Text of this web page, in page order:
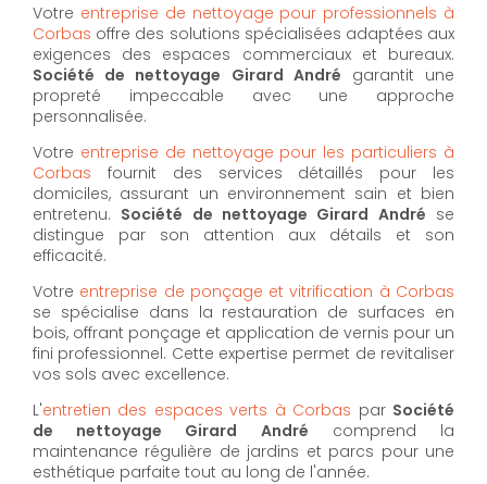
Votre entreprise de nettoyage pour professionnels à
Corbas offre des solutions spécialisées adaptées aux
exigences des espaces commerciaux et bureaux.
Société de nettoyage Girard André garantit une
propreté impeccable avec une approche
personnalisée.
Votre entreprise de nettoyage pour les particuliers à
Corbas fournit des services détaillés pour les
domiciles, assurant un environnement sain et bien
entretenu. Société de nettoyage Girard André se
distingue par son attention aux détails et son
efficacité.
Votre entreprise de ponçage et vitrification à Corbas
se spécialise dans la restauration de surfaces en
bois, offrant ponçage et application de vernis pour un
fini professionnel. Cette expertise permet de revitaliser
vos sols avec excellence.
L'entretien des espaces verts à Corbas par Société
de nettoyage Girard André comprend la
maintenance régulière de jardins et parcs pour une
esthétique parfaite tout au long de l'année.